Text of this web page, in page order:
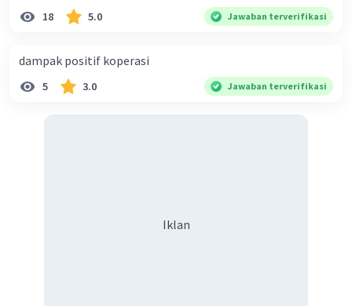
18 5.0 Jawaban terverifikasi
dampak positif koperasi
5 3.0 Jawaban terverifikasi
Iklan